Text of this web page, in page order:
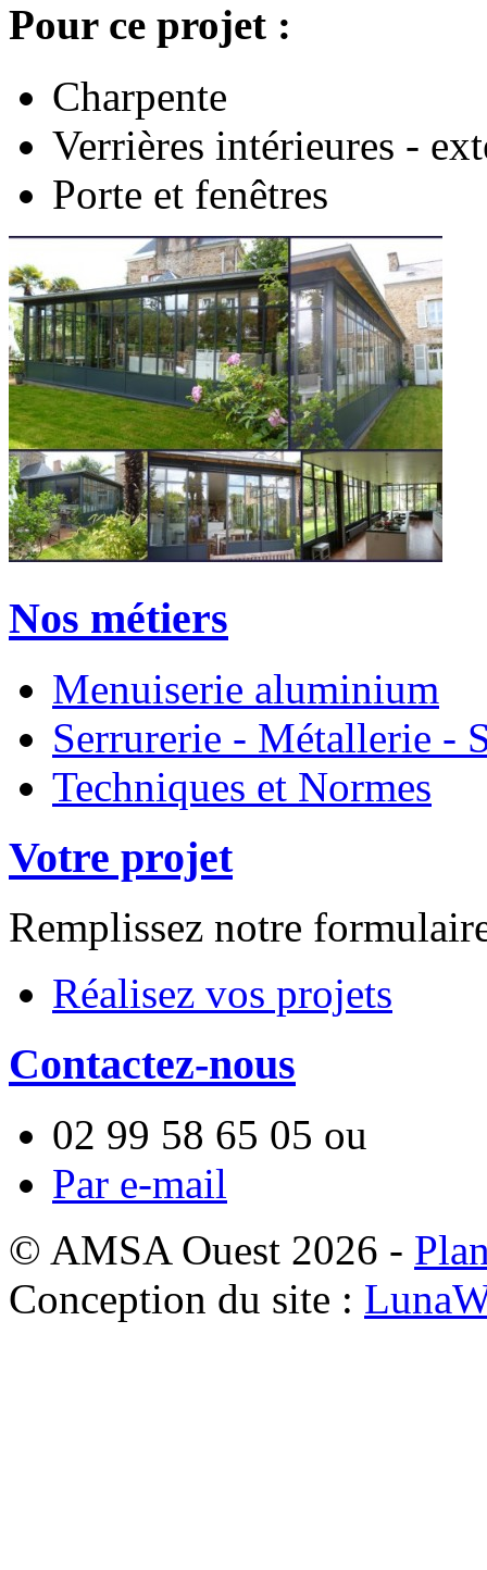
Pour ce projet :
Charpente
Verrières intérieures -
Porte et fenêtres
Nos métiers
Menuiserie aluminium
Serrurerie - Métallerie -
Techniques et Normes
Votre projet
Remplissez notre
Réalisez vos projets
Contactez-nous
02 99 58 65 05 ou
Par e-mail
© AMSA Ouest 2026 -
Conception du site :